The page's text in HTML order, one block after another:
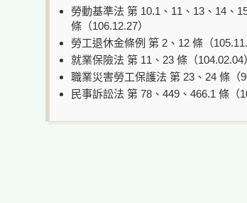
勞動基準法 第 10.1、11、13、14、
條（106.12.27）
勞工退休金條例 第 2、12 條（
就業保險法 第 11、23 條（104.02.04
職業災害勞工保護法 第 23、24 條（
民事訴訟法 第 78、449、466.1 條（